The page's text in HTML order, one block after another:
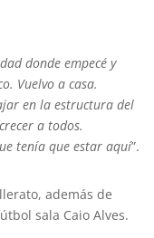
donde empecé y
Vuelvo a casa.
en la estructura del
a todos.
tenía que estar aquí”.
además de
sala Caio Alves.